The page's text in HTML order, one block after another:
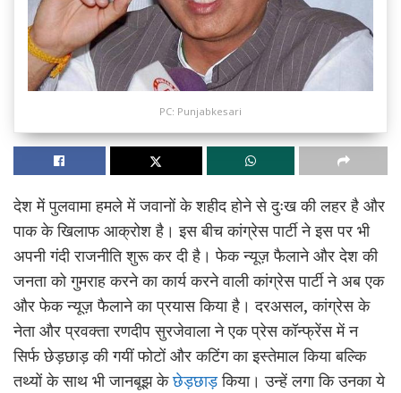
PC: Punjabkesari
देश में पुलवामा हमले में जवानों के शहीद होने से दुःख की लहर है और
पाक के खिलाफ आक्रोश है। इस बीच कांग्रेस पार्टी ने इस पर भी
अपनी गंदी राजनीति शुरू कर दी है। फेक न्यूज़ फैलाने और देश की
जनता को गुमराह करने का कार्य करने वाली कांग्रेस पार्टी ने अब एक
और फेक न्यूज़ फैलाने का प्रयास किया है। दरअसल, कांग्रेस के
नेता और प्रवक्ता रणदीप सुरजेवाला ने एक प्रेस कॉन्फ्रेंस में न
सिर्फ छेड़छाड़ की गयीं फोटों और कटिंग का इस्तेमाल किया बल्कि
तथ्यों के साथ भी जानबूझ केछेड़छाड़किया। उन्हें लगा कि उनका ये